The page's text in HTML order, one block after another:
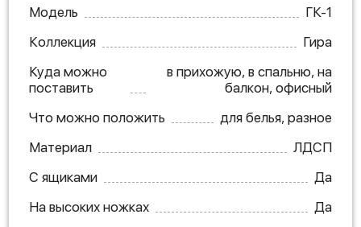
Модель
ГК-1
Коллекция
Гира
Куда можно
поставить
в прихожую, в спальню, на
балкон, офисный
Что можно положить
для белья, разное
Материал
ЛДСП
С ящиками
Да
На высоких ножках
Да